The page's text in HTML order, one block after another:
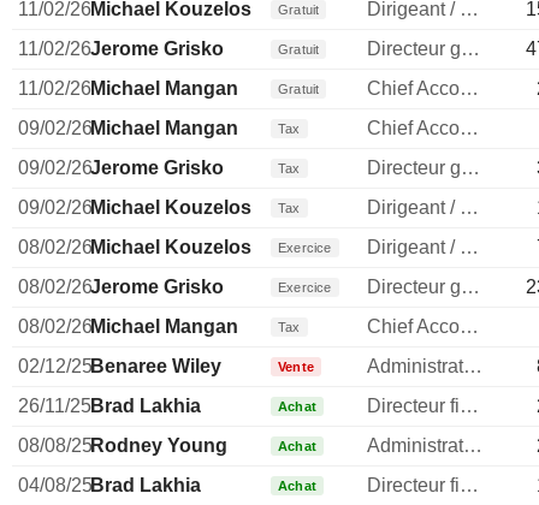
11/02/26Michael Kouzelos Gratuit Dirigeant / cadre principal
11/02/26Jerome Grisko Gratuit Directeur general
11/02/26Michael Mangan Gratuit Chief Accounting Officer
09/02/26Michael Mangan Tax
Chief Accounting Officer
09/02/26Jerome Grisko Tax Directeur general
09/02/26Michael Kouzelos Tax Dirigeant / cadre principal
08/02/26Michael Kouzelos Exercice Dirigeant / cadre principal
08/02/26Jerome Grisko Exercice Directeur general
08/02/26Michael Mangan Tax
Chief Accounting Officer
02/12/25Benaree Wiley Vente Administrateur
26/11/25Brad Lakhia Achat Directeur financier
08/08/25Rodney Young Achat Administrateur
04/08/25Brad Lakhia Achat Directeur financier